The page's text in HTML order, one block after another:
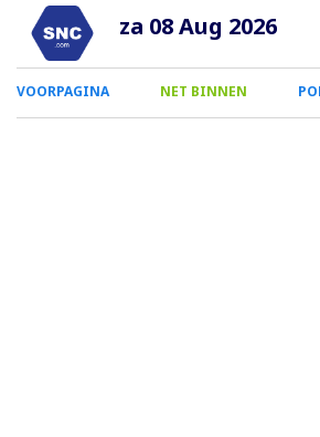
Overslaan
naar
inhoud
za 08 Aug 2026
0
Smartphone
VOORPAGINA NET BINNEN